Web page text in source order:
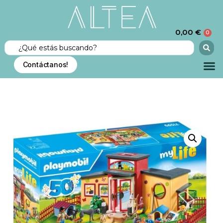
0,00 € 0
Contáctanos!